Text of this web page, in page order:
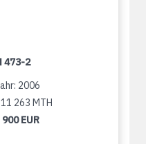
473-2
2006
263 MTH
900 EUR